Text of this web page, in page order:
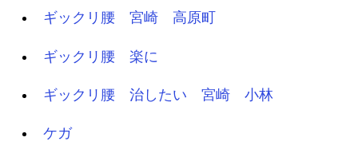
ギックリ腰 宮崎 高原町
ギックリ腰 楽に
ギックリ腰 治したい 宮崎 小林
ケガ